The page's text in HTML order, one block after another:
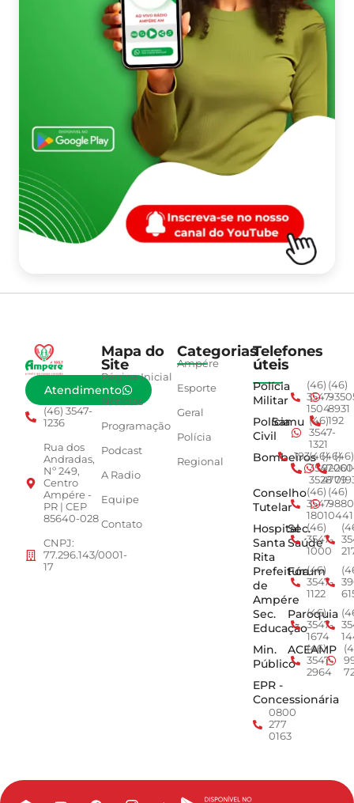
Atendimento
(46) 3547-
1236
Rua dos
Andradas,
Nº 249,
Centro
Ampére -
PR | CEP
85640-028
CNPJ:
77.296.143/0001-
17
Mapa do
Site
Página Inicial
Notícias
Programação
Podcast
A Radio
Equipe
Contato
Categorias
Ampére
Esporte
Geral
Polícia
Regional
Telefones
úteis
Polícia
Militar
(46)
3547-
1504
(46)
8931
Polícia
Civil
Samu (46)
3547-
1321
192
Bombeiros
193(46)
3547-
3528
(46)
4779
(46)
Conselho
Tutelar
(46)
3547-
1801
(46)
0441
Hospital
Santa
Rita
Sec.
Saúde
(46)
3547-
1000
Prefeitura
de
Ampére
Fórum
(46)
3547-
1122
Sec.
Educação
Paroquia
(46)
3547-
1674
Min.
Público
ACEAMP
(46)
3547-
2964
EPR -
Concessionária
0800
277
0163